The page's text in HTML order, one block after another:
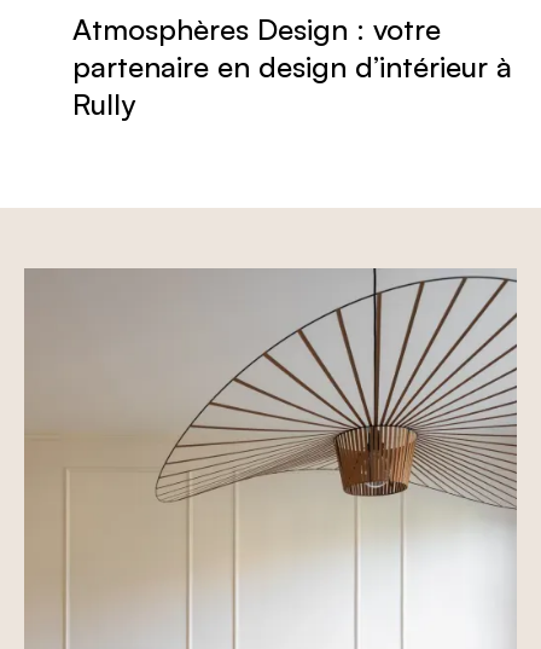
Atmosphères Design : votre
partenaire en design d’intérieur à
Rully